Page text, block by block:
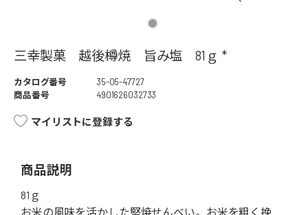
三幸製菓 越後樽焼 旨み塩 81ｇ *
カタログ番号
35-05-47727
商品番号
4901626032733
マイリストに登録する
商品説明
81ｇ
お米の風味を活かした堅焼せんべい。お米を粗く挽